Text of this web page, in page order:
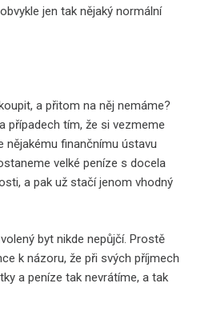
jen tak nějaký normální
a přitom na něj nemáme?
případech tím, že si vezmeme
nějakému finančnímu ústavu
velké peníze s docela
a pak už stačí jenom vhodný
byt nikde nepůjčí. Prostě
k názoru, že při svých příjmech
a peníze tak nevrátíme, a tak